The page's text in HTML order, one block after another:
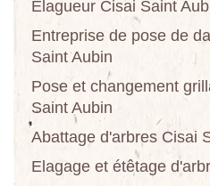
Elagueur Cisai Saint
Entreprise de pose de
Saint Aubin
Pose et changement
Saint Aubin
Abattage d'arbres Cisai
Elagage et étêtage